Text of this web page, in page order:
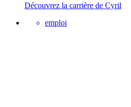
Découvrez la carrière de Cyril
emploi